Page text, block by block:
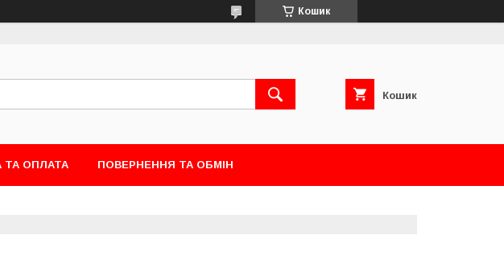
Кошик
Кошик
ТА ОПЛАТА ПОВЕРНЕННЯ ТА ОБМІН